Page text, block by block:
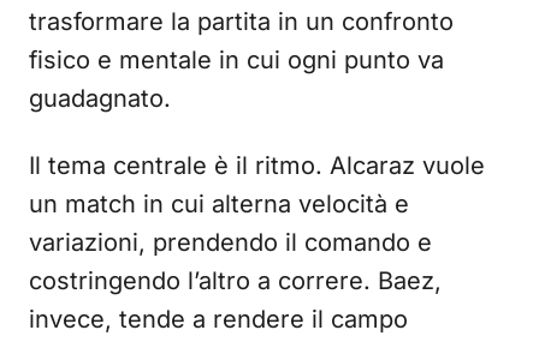
trasformare la partita in un confronto
fisico e mentale in cui ogni punto va
guadagnato.
Il tema centrale è il ritmo. Alcaraz vuole
un match in cui alterna velocità e
variazioni, prendendo il comando e
costringendo l’altro a correre. Baez,
invece, tende a rendere il campo